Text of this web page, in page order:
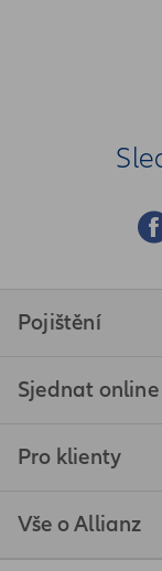
Pojištění
Sjednat online
Pro klienty
Vše o Allianz